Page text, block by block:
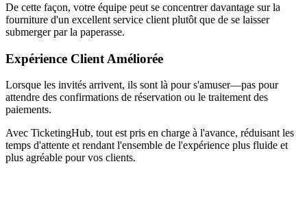
De cette façon, votre équipe peut se concentrer davantage sur la
fourniture d'un excellent service client plutôt que de se laisser
submerger par la paperasse.
Expérience Client Améliorée
Lorsque les invités arrivent, ils sont là pour s'amuser—pas pour
attendre des confirmations de réservation ou le traitement des
paiements.
Avec TicketingHub, tout est pris en charge à l'avance, réduisant les
temps d'attente et rendant l'ensemble de l'expérience plus fluide et
plus agréable pour vos clients.